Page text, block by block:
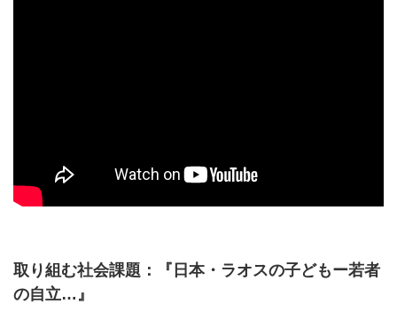
第1回：テーマ発掘とチームビルディング
【チェックイン】RBT リトロスペクティブ ()
第2回：リサーチデザインと型の選択
【ワーク】5つの「研究の型」を紹介し、自分のテーマに
取り組む社会課題：『日本・ラオスの子どもー若者
の自立…』